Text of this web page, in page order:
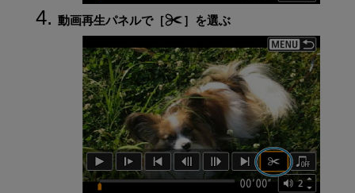
動画再生パネルで［ ］を選ぶ